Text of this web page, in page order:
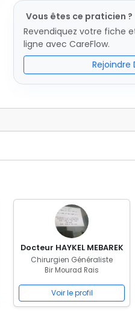
Vous êtes ce praticien ?
Revendiquez votre fiche
ligne avec CareFlow.
Rejoindre
Docteur HAYKEL MEBAREK
Chirurgien Généraliste
Bir Mourad Rais
Voir le profil